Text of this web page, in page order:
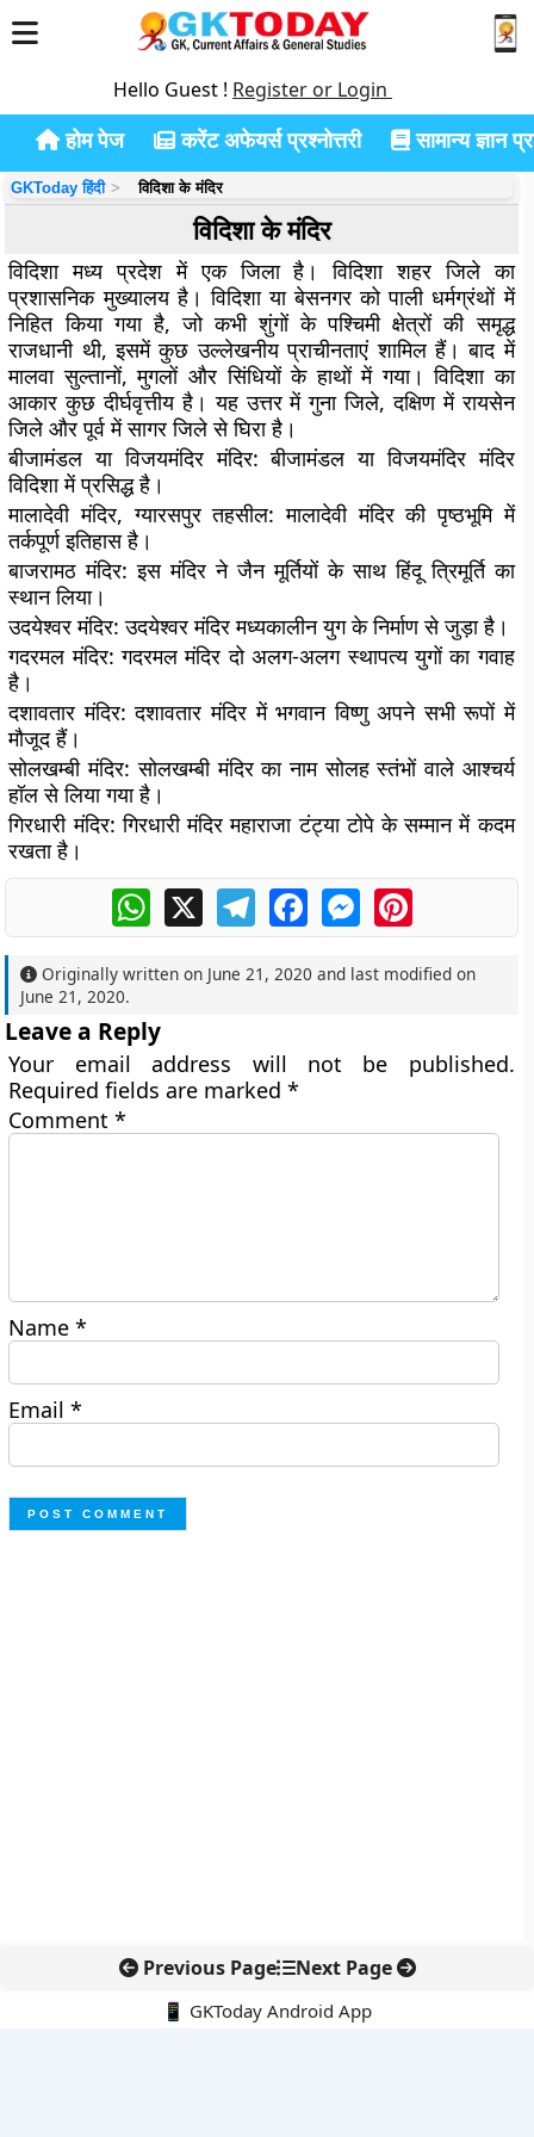
Hello Guest ! Register or Login
होम पेज करेंट अफेयर्स प्रश्नोत्तरी सामान्य ज्ञान
GKToday हिंदी विदिशा के मंदिर
विदिशा के मंदिर
विदिशा मध्य प्रदेश में एक जिला है। विदिशा शहर जिले का
प्रशासनिक मुख्यालय है। विदिशा या बेसनगर को पाली धर्मग्रंथों में
निहित किया गया है, जो कभी शुंगों के पश्चिमी क्षेत्रों की समृद्ध
राजधानी थी, इसमें कुछ उल्लेखनीय प्राचीनताएं शामिल हैं। बाद में
मालवा सुल्तानों, मुगलों और सिंधियों के हाथों में गया। विदिशा का
आकार कुछ दीर्घवृत्तीय है। यह उत्तर में गुना जिले, दक्षिण में रायसेन
जिले और पूर्व में सागर जिले से घिरा है।
बीजामंडल या विजयमंदिर मंदिर: बीजामंडल या विजयमंदिर मंदिर
विदिशा में प्रसिद्ध है।
मालादेवी मंदिर, ग्यारसपुर तहसील: मालादेवी मंदिर की पृष्ठभूमि में
तर्कपूर्ण इतिहास है।
बाजरामठ मंदिर: इस मंदिर ने जैन मूर्तियों के साथ हिंदू त्रिमूर्ति का
स्थान लिया।
उदयेश्वर मंदिर: उदयेश्वर मंदिर मध्यकालीन युग के निर्माण से जुड़ा है।
गदरमल मंदिर: गदरमल मंदिर दो अलग-अलग स्थापत्य युगों का गवाह
है।
दशावतार मंदिर: दशावतार मंदिर में भगवान विष्णु अपने सभी रूपों में
मौजूद हैं।
सोलखम्बी मंदिर:सोलखम्बी मंदिर का नाम सोलह स्तंभों वाले आश्चर्य
हॉल से लिया गया है।
गिरधारी मंदिर: गिरधारी मंदिर महाराजा टंट्या टोपे के सम्मान में कदम
रखता है।
WhatsApp
X TelegramFacebookMessengerPinterest
Originally written on June 21, 2020 and last modified on
June 21, 2020.
Leave a Reply
Your email address will not be published.
Required fields are marked*
Comment*
Name*
Email*
Previous Page Next Page
📱 GKToday Android App